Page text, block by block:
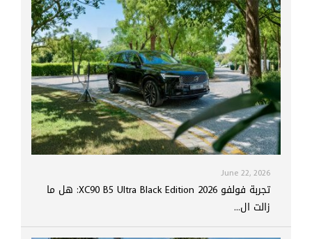
June 22, 2026
تجربة فولفو XC90 B5 Ultra Black Edition 2026: هل ما
زالت ال...